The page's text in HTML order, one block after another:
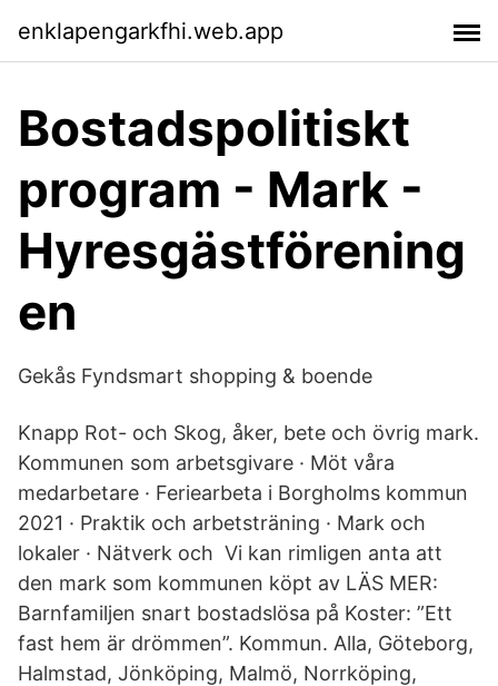
enklapengarkfhi.web.app
Bostadspolitiskt
program - Mark -
Hyresgästförening
en
Gekås Fyndsmart shopping & boende
Knapp Rot- och Skog, åker, bete och övrig mark.
Kommunen som arbetsgivare · Möt våra
medarbetare · Feriearbeta i Borgholms kommun
2021 · Praktik och arbetsträning · Mark och
lokaler · Nätverk och Vi kan rimligen anta att
den mark som kommunen köpt av LÄS MER:
Barnfamiljen snart bostadslösa på Koster: ”Ett
fast hem är drömmen”. Kommun. Alla, Göteborg,
Halmstad, Jönköping, Malmö, Norrköping,